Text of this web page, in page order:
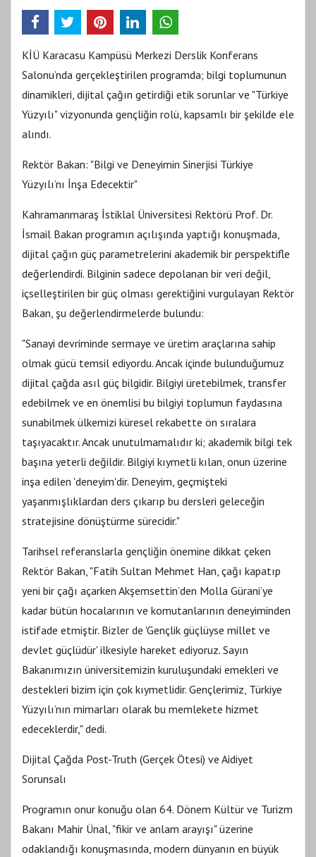
KİÜ Karacasu Kampüsü Merkezi Derslik Konferans
Salonu’nda gerçekleştirilen programda; bilgi toplumunun
dinamikleri, dijital çağın getirdiği etik sorunlar ve "Türkiye
Yüzyılı" vizyonunda gençliğin rolü, kapsamlı bir şekilde ele
alındı.
Rektör Bakan: "Bilgi ve Deneyimin Sinerjisi Türkiye
Yüzyılı’nı İnşa Edecektir"
Kahramanmaraş İstiklal Üniversitesi Rektörü Prof. Dr.
İsmail Bakan programın açılışında yaptığı konuşmada,
dijital çağın güç parametrelerini akademik bir perspektifle
değerlendirdi. Bilginin sadece depolanan bir veri değil,
içselleştirilen bir güç olması gerektiğini vurgulayan Rektör
Bakan, şu değerlendirmelerde bulundu:
"Sanayi devriminde sermaye ve üretim araçlarına sahip
olmak gücü temsil ediyordu. Ancak içinde bulunduğumuz
dijital çağda asıl güç bilgidir. Bilgiyi üretebilmek, transfer
edebilmek ve en önemlisi bu bilgiyi toplumun faydasına
sunabilmek ülkemizi küresel rekabette ön sıralara
taşıyacaktır. Ancak unutulmamalıdır ki; akademik bilgi tek
başına yeterli değildir. Bilgiyi kıymetli kılan, onun üzerine
inşa edilen 'deneyim'dir. Deneyim, geçmişteki
yaşanmışlıklardan ders çıkarıp bu dersleri geleceğin
stratejisine dönüştürme sürecidir."
Tarihsel referanslarla gençliğin önemine dikkat çeken
Rektör Bakan, "Fatih Sultan Mehmet Han, çağı kapatıp
yeni bir çağı açarken Akşemsettin’den Molla Gürani’ye
kadar bütün hocalarının ve komutanlarının deneyiminden
istifade etmiştir. Bizler de 'Gençlik güçlüyse millet ve
devlet güçlüdür' ilkesiyle hareket ediyoruz. Sayın
Bakanımızın üniversitemizin kuruluşundaki emekleri ve
destekleri bizim için çok kıymetlidir. Gençlerimiz, Türkiye
Yüzyılı’nın mimarları olarak bu memlekete hizmet
edeceklerdir," dedi.
Dijital Çağda Post-Truth (Gerçek Ötesi) ve Aidiyet
Sorunsalı
Programın onur konuğu olan 64. Dönem Kültür ve Turizm
Bakanı Mahir Ünal, "fikir ve anlam arayışı" üzerine
odaklandığı konuşmasında, modern dünyanın en büyük